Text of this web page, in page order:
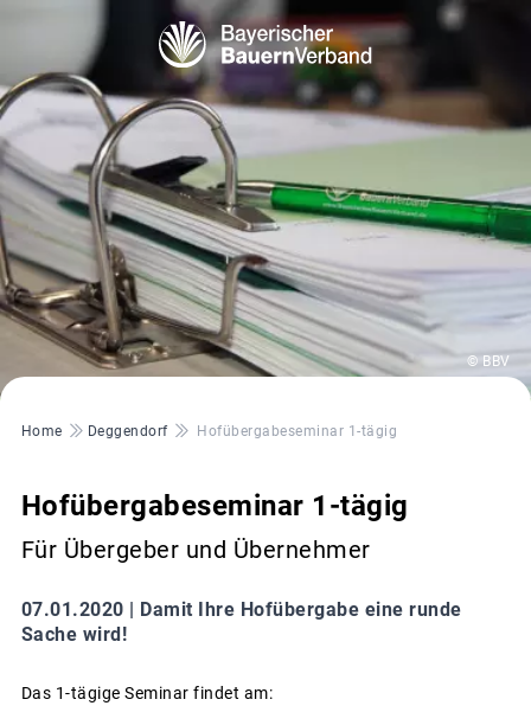
© BBV
Pfadnavigation
Home Deggendorf Hofübergabeseminar 1-tägig
Hofübergabeseminar 1-tägig
Für Übergeber und Übernehmer
07.01.2020 | Damit Ihre Hofübergabe eine runde
Sache wird!
Das 1-tägige Seminar findet am: